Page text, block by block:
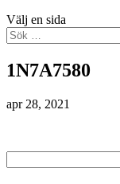
Välj en sida
1N7A7580
apr 28, 2021
efter: